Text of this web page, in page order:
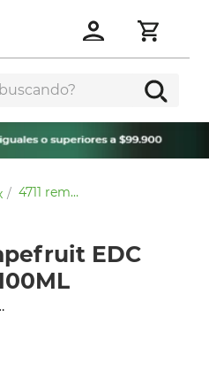
4711 remix grapefruit edc natural spray 100ml
EDC